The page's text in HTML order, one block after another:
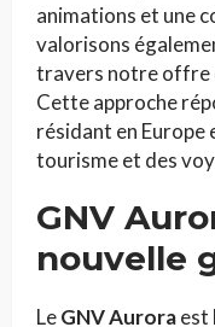
animations et une
valorisons
travers notre offre
Cette approche
résidant en Europe
tourisme et des
GNV
nouvelle
LeGNV Auroraest